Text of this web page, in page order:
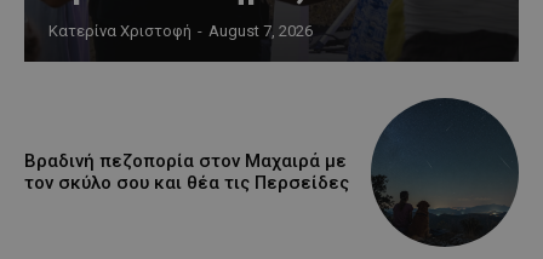
Κατερίνα Χριστοφή - August 7, 2026
Βραδινή πεζοπορία στον Μαχαιρά με
τον σκύλο σου και θέα τις Περσείδες